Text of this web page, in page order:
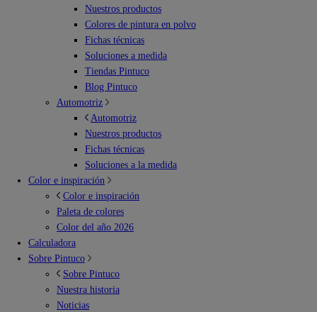
Nuestros productos
Colores de pintura en polvo
Fichas técnicas
Soluciones a medida
Tiendas Pintuco
Blog Pintuco
Automotriz
Automotriz
Nuestros productos
Fichas técnicas
Soluciones a la medida
Color e inspiración
Color e inspiración
Paleta de colores
Color del año 2026
Calculadora
Sobre Pintuco
Sobre Pintuco
Nuestra historia
Noticias